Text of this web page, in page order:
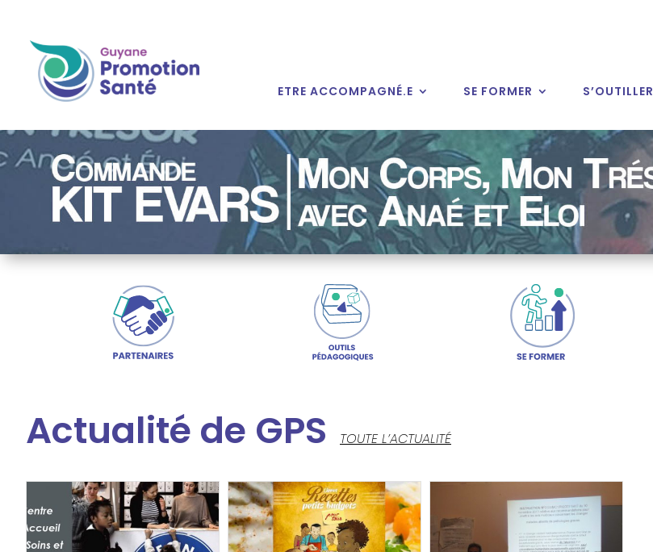
ETRE ACCOMPAGNÉ.E SE FORMER S’OUTILLER
Actualité de GPS TOUTE L’ACTUALITÉ